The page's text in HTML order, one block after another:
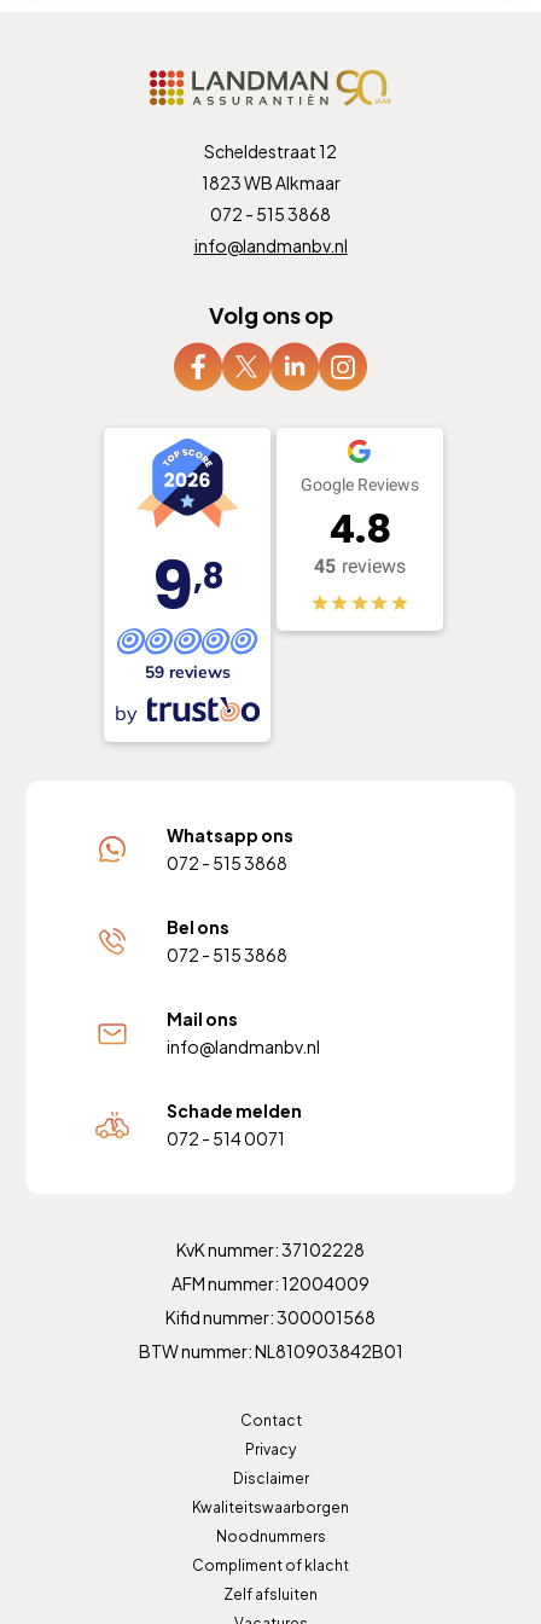
Scheldestraat 12
1823 WB Alkmaar
072 - 515 3868
info@landmanbv.nl
Volg ons op
9,8
59 reviews
by
Google Reviews
4.8
45 reviews
Whatsapp ons
072 - 515 3868
Bel ons
072 - 515 3868
Mail ons
info@landmanbv.nl
Schade melden
072 - 514 0071
KvK nummer: 37102228
AFM nummer: 12004009
Kifid nummer: 300001568
BTW nummer: NL810903842B01
Contact
Privacy
Disclaimer
Kwaliteitswaarborgen
Noodnummers
Compliment of klacht
Zelf afsluiten